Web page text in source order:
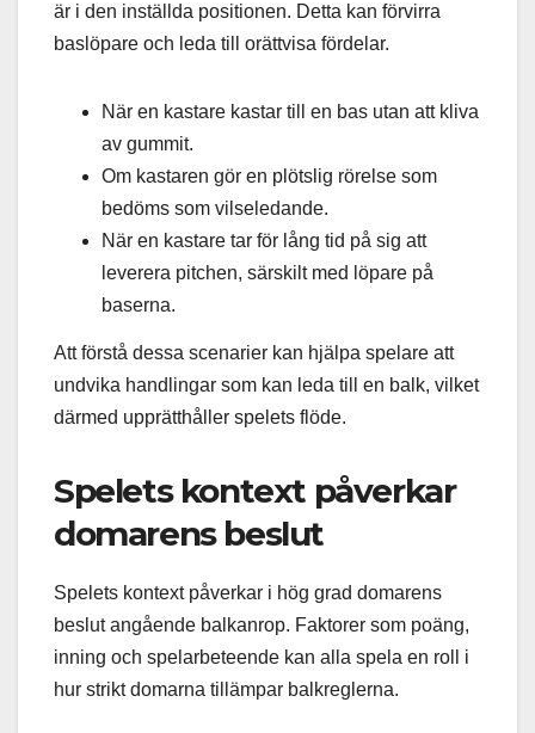
är i den inställda positionen. Detta kan förvirra
baslöpare och leda till orättvisa fördelar.
När en kastare kastar till en bas utan att kliva
av gummit.
Om kastaren gör en plötslig rörelse som
bedöms som vilseledande.
När en kastare tar för lång tid på sig att
leverera pitchen, särskilt med löpare på
baserna.
Att förstå dessa scenarier kan hjälpa spelare att
undvika handlingar som kan leda till en balk, vilket
därmed upprätthåller spelets flöde.
Spelets kontext påverkar
domarens beslut
Spelets kontext påverkar i hög grad domarens
beslut angående balkanrop. Faktorer som poäng,
inning och spelarbeteende kan alla spela en roll i
hur strikt domarna tillämpar balkreglerna.